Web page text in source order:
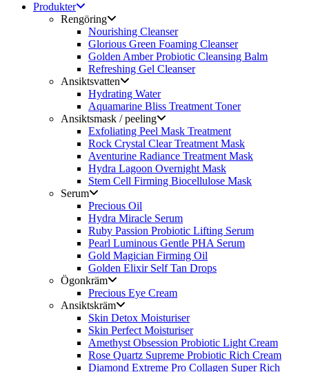
Produkter
Rengöring
Nourishing Cleanser
Glorious Green Foaming Cleanser
Golden Amber Probiotic Cleansing Balm
Refreshing Gel Cleanser
Ansiktsvatten
Hydrating Water
Aquamarine Bliss Treatment Toner
Ansiktsmask / peeling
Exfoliating Peel Mask Treatment
Rock Crystal Clear Treatment Mask
Aventurine Radiance Treatment Mask
Hydra Lagoon Overnight Mask
Stem Cell Firming Biocellulose Mask
Serum
Precious Oil
Hydra Miracle Serum
Ruby Passion Probiotic Lifting Serum
Pearl Luminous Gentle PHA Serum
Gold Magician Firming Oil
Golden Elixir Self Tan Drops
Ögonkräm
Precious Eye Cream
Ansiktskräm
Skin Detox Moisturiser
Skin Perfect Moisturiser
Amethyst Obsession Probiotic Light Cream
Rose Quartz Supreme Probiotic Rich Cream
Diamond Extreme Pro Collagen Super Rich